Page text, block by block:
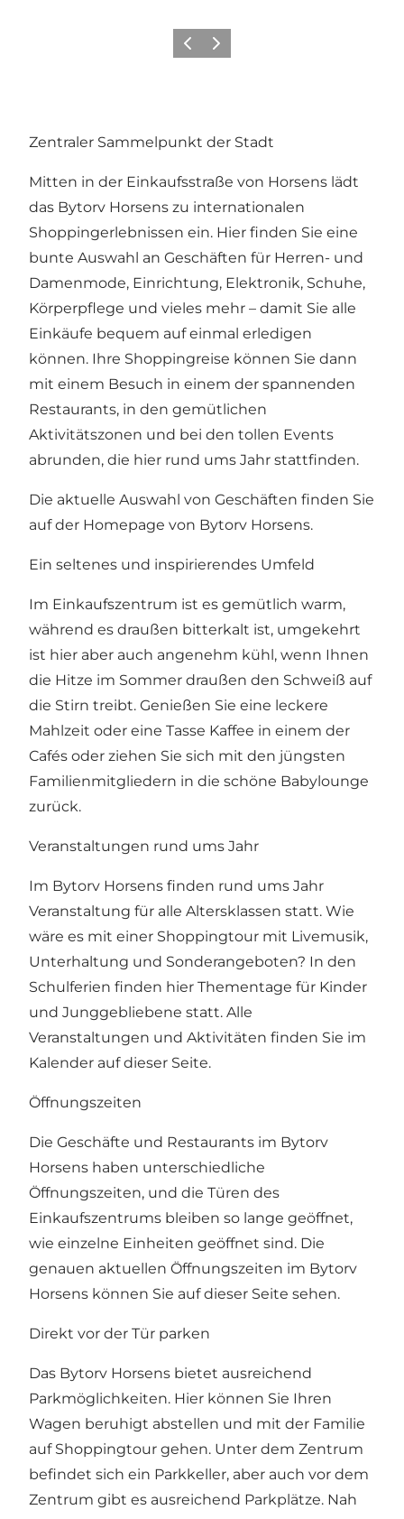
ZurückWeiter
Zentraler Sammelpunkt der Stadt
Mitten in der Einkaufsstraße von Horsens lädt
das Bytorv Horsens zu internationalen
Shoppingerlebnissen ein. Hier finden Sie eine
bunte Auswahl an Geschäften für Herren- und
Damenmode, Einrichtung, Elektronik, Schuhe,
Körperpflege und vieles mehr – damit Sie alle
Einkäufe bequem auf einmal erledigen
können. Ihre Shoppingreise können Sie dann
mit einem Besuch in einem der spannenden
Restaurants, in den gemütlichen
Aktivitätszonen und bei den tollen Events
abrunden, die hier rund ums Jahr stattfinden.
Die aktuelle Auswahl von Geschäften finden Sie
auf der Homepage von Bytorv Horsens.
Ein seltenes und inspirierendes Umfeld
Im Einkaufszentrum ist es gemütlich warm,
während es draußen bitterkalt ist, umgekehrt
ist hier aber auch angenehm kühl, wenn Ihnen
die Hitze im Sommer draußen den Schweiß auf
die Stirn treibt. Genießen Sie eine leckere
Mahlzeit oder eine Tasse Kaffee in einem der
Cafés oder ziehen Sie sich mit den jüngsten
Familienmitgliedern in die schöne Babylounge
zurück.
Veranstaltungen rund ums Jahr
Im Bytorv Horsens finden rund ums Jahr
Veranstaltung für alle Altersklassen statt. Wie
wäre es mit einer Shoppingtour mit Livemusik,
Unterhaltung und Sonderangeboten? In den
Schulferien finden hier Thementage für Kinder
und Junggebliebene statt. Alle
Veranstaltungen und Aktivitäten finden Sie im
Kalender auf dieser Seite.
Öffnungszeiten
Die Geschäfte und Restaurants im Bytorv
Horsens haben unterschiedliche
Öffnungszeiten, und die Türen des
Einkaufszentrums bleiben so lange geöffnet,
wie einzelne Einheiten geöffnet sind. Die
genauen aktuellen Öffnungszeiten im Bytorv
Horsens können Sie auf dieser Seite sehen.
Direkt vor der Tür parken
Das Bytorv Horsens bietet ausreichend
Parkmöglichkeiten. Hier können Sie Ihren
Wagen beruhigt abstellen und mit der Familie
auf Shoppingtour gehen. Unter dem Zentrum
befindet sich ein Parkkeller, aber auch vor dem
Zentrum gibt es ausreichend Parkplätze. Nah